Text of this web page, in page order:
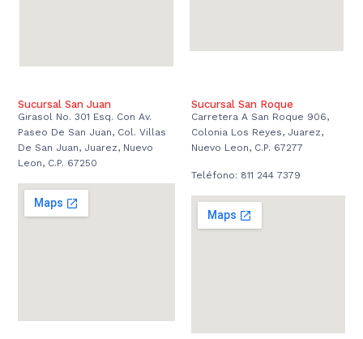
Sucursal San Juan
Girasol No. 301 Esq. Con Av.
Paseo De San Juan, Col. Villas
De San Juan, Juarez, Nuevo
Leon, C.P. 67250
Sucursal San Roque
Carretera A San Roque 906,
Colonia Los Reyes, Juarez,
Nuevo Leon, C.P. 67277
Teléfono: 811 244 7379